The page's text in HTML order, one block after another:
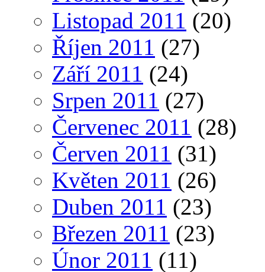
Listopad 2011 (20)
Říjen 2011 (27)
Září 2011 (24)
Srpen 2011 (27)
Červenec 2011 (28)
Červen 2011 (31)
Květen 2011 (26)
Duben 2011 (23)
Březen 2011 (23)
Únor 2011 (11)